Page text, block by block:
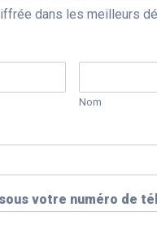
dans les meilleurs
Nom
votre numéro de